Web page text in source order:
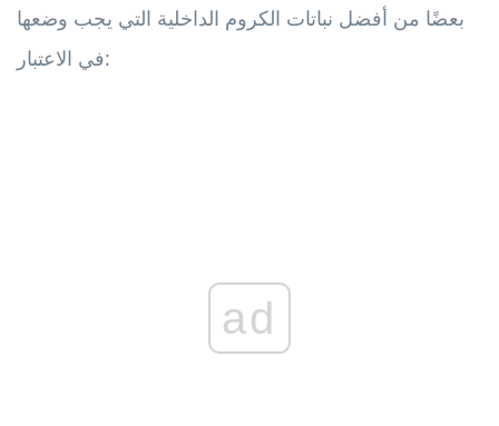
بعضًا من أفضل نباتات الكروم الداخلية التي يجب وضعها
في الاعتبار:
ad